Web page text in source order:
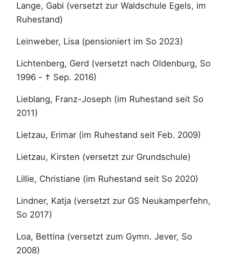
Lange, Gabi (versetzt zur Waldschule Egels, im
Ruhestand)
Leinweber, Lisa (pensioniert im So 2023)
Lichtenberg, Gerd (versetzt nach Oldenburg, So
1996 - † Sep. 2016)
Lieblang, Franz-Joseph (im Ruhestand seit So
2011)
Lietzau, Erimar (im Ruhestand seit Feb. 2009)
Lietzau, Kirsten (versetzt zur Grundschule)
Lillie, Christiane (im Ruhestand seit So 2020)
Lindner, Katja (versetzt zur GS Neukamperfehn,
So 2017)
Loa, Bettina (versetzt zum Gymn. Jever, So
2008)